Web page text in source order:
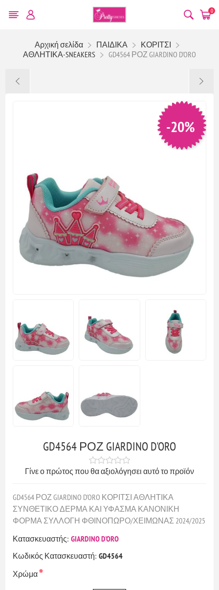
0
Αρχική σελίδα ΠΑΙΔΙΚΑ
ΚΟΡΙΤΣΙ
ΑΘΛΗΤΙΚΑ-SNEAKERS
GD4564 ΡΟΖ GIARDINO D'ORO
-20%
GD4564 ΡΟΖ GIARDINO D'ORO
Γίνε ο πρώτος που θα αξιολόγησει αυτό το προϊόν
GD4564 ΡΟΖ GIARDINO D'ORO ΚΟΡΙΤΣΙ ΑΘΛΗΤΙΚΑ
ΣΥΝΘΕΤΙΚΟ ΔΕΡΜΑ ΚΑΙ ΥΦΑΣΜΑ ΚΑΝΟΝΙΚΗ
ΦΟΡΜΑ ΣΥΛΛΟΓΗ ΦΘΙΝΟΠΩΡΟ/ΧΕΙΜΩΝΑΣ 2024/2025
Κατασκευαστής: GIARDINO D'ORO
Κωδικός Κατασκευαστή: GD4564
Χρώμα*